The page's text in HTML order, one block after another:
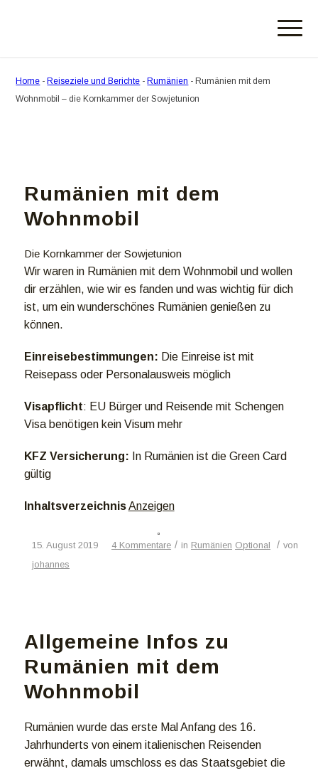
Home - Reiseziele und Berichte - Rumänien - Rumänien mit dem
Wohnmobil – die Kornkammer der Sowjetunion
Rumänien mit dem
Wohnmobil
Die Kornkammer der Sowjetunion
Wir waren in Rumänien mit dem Wohnmobil und wollen
dir erzählen, wie wir es fanden und was wichtig für dich
ist, um ein wunderschönes Rumänien genießen zu
können.
Einreisebestimmungen: Die Einreise ist mit
Reisepass oder Personalausweis möglich
Visapflicht: EU Bürger und Reisende mit Schengen
Visa benötigen kein Visum mehr
KFZ Versicherung: In Rumänien ist die Green Card
gültig
Inhaltsverzeichnis Anzeigen
15. August 2019 4 Kommentare / in Rumänien Optional / von
johannes
Allgemeine Infos zu
Rumänien mit dem
Wohnmobil
Rumänien wurde das erste Mal Anfang des 16.
Jahrhunderts von einem italienischen Reisenden
erwähnt, damals umschloss es das Staatsgebiet die